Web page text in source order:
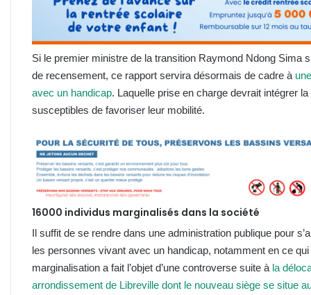
Si le premier ministre de la transition Raymond Ndong Sima
de recensement, ce rapport servira désormais de cadre à
avec un handicap. Laquelle prise en charge devrait intégrer
susceptibles de favoriser leur mobilité.
16000 individus marginalisés dans la société
Il suffit de se rendre dans une administration publique pour
les personnes vivant avec un handicap, notamment en ce
marginalisation a fait l’objet d’une controverse suite à la
arrondissement de Libreville dont le nouveau siège se situe